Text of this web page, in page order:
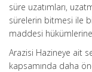
süre uzatımları,
sürelerin bitmesi ile
maddesi
Arazisi Hazineye ait
kapsamında daha